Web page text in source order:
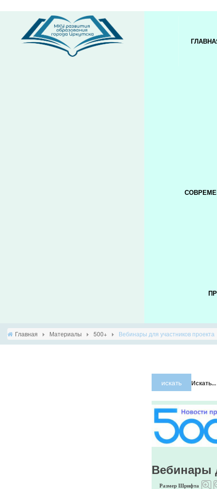
Главная Материалы 500+ Вебинары для участников
JUser:
Не
удалось
загрузить
пользователя
482.
JUser:
искать Искать...
Вебинары
Размер Шрифта